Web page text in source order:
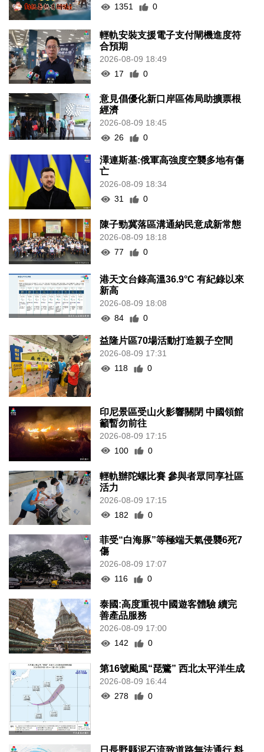
1351
0
輕軌安裝支援電子支付閘機進度符
合預期
2026-08-09 18:49
17
0
意見倡優化新口岸區佈局助擴票根
經濟
2026-08-09 18:45
26
0
澤連斯基:俄軍高強度空襲多地有傷
亡
2026-08-09 18:34
31
0
陳子勁冀落區溝通納民意成新常態
2026-08-09 18:18
77
0
港天文台錄高溫36.9°C 有紀錄以來
新高
2026-08-09 18:08
84
0
益隆片區70場活動打造親子空間
2026-08-09 17:31
118
0
印尼景區受山火影響關閉 中國領館
籲暫勿前往
2026-08-09 17:15
100
0
輕軌辦陀螺比賽 參與者眾同享社區
活力
2026-08-09 17:15
182
0
菲受“白海豚”等極端天氣侵襲6死7
傷
2026-08-09 17:07
116
0
泰國:高度重視中國遊客體驗 續完
善產品服務
2026-08-09 17:00
142
0
第16號颱風“琵鷺” 西北太平洋生成
2026-08-09 16:44
278
0
日長野縣泥石流致道路無法通行 料